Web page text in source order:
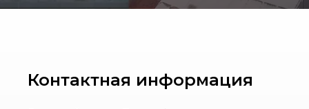
Контактная информация